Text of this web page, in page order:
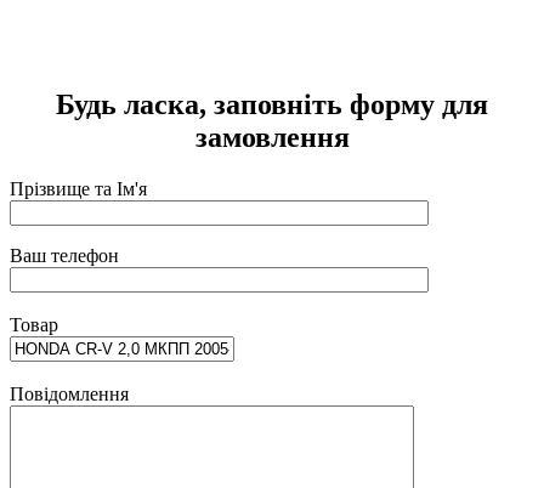
Будь ласка, заповніть форму для
замовлення
Прізвище та Ім'я
Ваш телефон
Товар
Повідомлення